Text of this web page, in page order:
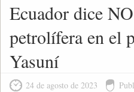
Ecuador dice
petrolífera en el
Yasuní
24 de agosto de 2023